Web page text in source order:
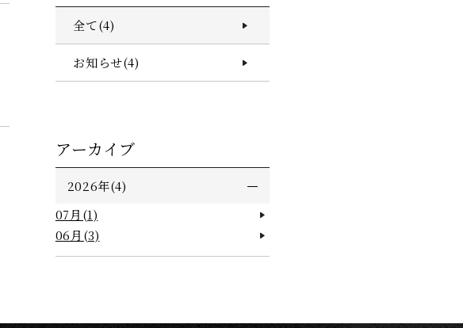
全て(4)
お知らせ(4)
アーカイブ
2026年(4)
07月(1)
06月(3)